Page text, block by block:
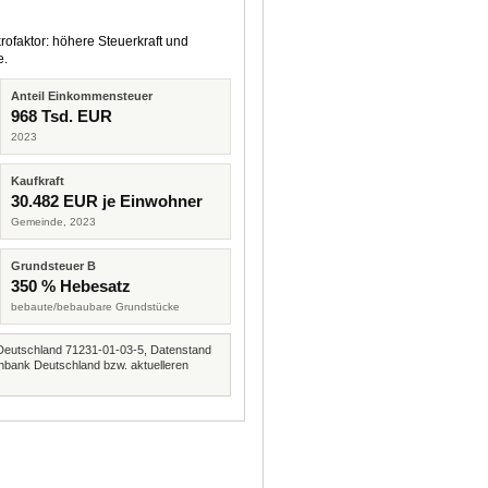
höhere Steuerkraft und
Anteil Einkommensteuer
968 Tsd. EUR
2023
Kaufkraft
30.482 EUR je Einwohner
Gemeinde, 2023
Grundsteuer B
350 % Hebesatz
bebaute/bebaubare Grundstücke
71231-01-03-5, Datenstand
Deutschland bzw. aktuelleren